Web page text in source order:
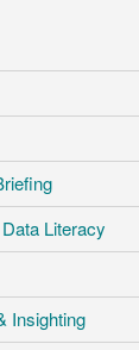
Literacy
Insighting